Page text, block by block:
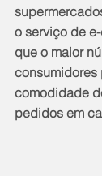
o serviço de
que o maior
consumidores
comodidade
pedidos em